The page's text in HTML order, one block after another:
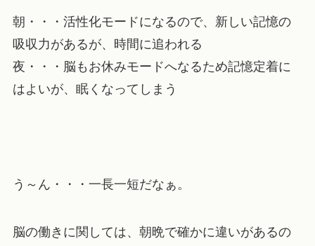
朝・・・活性化モードになるので、新しい記憶の
吸収力があるが、時間に追われる
夜・・・脳もお休みモードへなるため記憶定着に
はよいが、眠くなってしまう
う～ん・・・一長一短だなぁ。
脳の働きに関しては、朝晩で確かに違いがあるの